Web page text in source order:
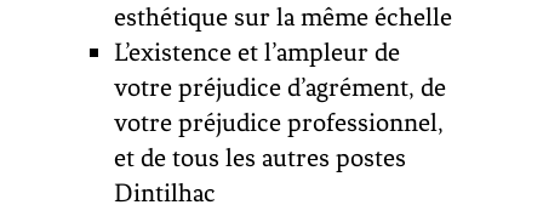
esthétique sur la même échelle
L’existence et l’ampleur de
votre préjudice d’agrément, de
votre préjudice professionnel,
et de tous les autres postes
Dintilhac